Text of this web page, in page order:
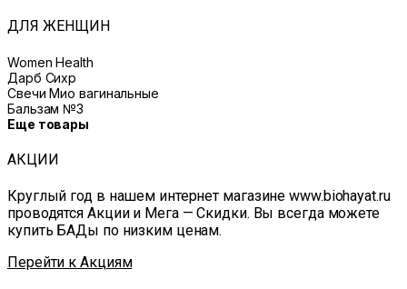
ДЛЯ ЖЕНЩИН
Women Health
Дарб Сихр
Свечи Мио вагинальные
Бальзам №3
Еще товары
АКЦИИ
Круглый год в нашем интернет магазине www.biohayat.ru
проводятся Акции и Мега — Скидки. Вы всегда можете
купить БАДы по низким ценам.
Перейти к Акциям